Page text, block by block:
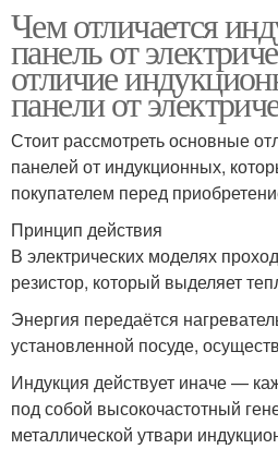
Чем отличается
панель от
отличие
панели от
Стоит рассмотреть основные
панелей от индукционных,
покупателем перед
Принцип действия
В электрических моделях
резистор, который выделяет
Энергия передаётся
установленной посуде,
Индукция действует иначе —
под собой высокочастотный
металлической утвари